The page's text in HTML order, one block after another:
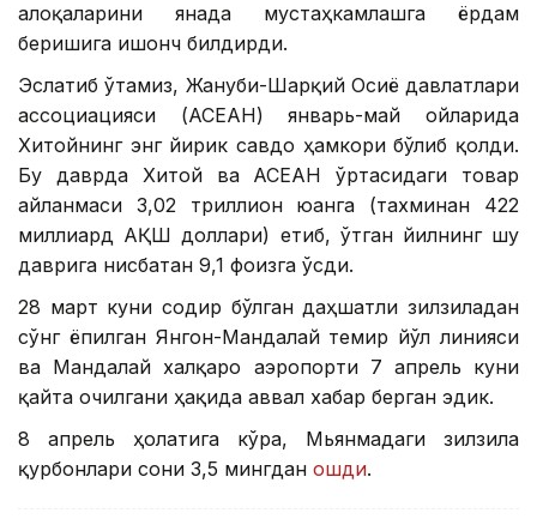
алоқаларини янада мустаҳкамлашга ёрдам
беришига ишонч билдирди.
Эслатиб ўтамиз, Жануби-Шарқий Осиё давлатлари
ассоциацияси (АСEАН) январь-май ойларида
Хитойнинг энг йирик савдо ҳамкори бўлиб қолди.
Бу даврда Хитой ва АСEАН ўртасидаги товар
айланмаси 3,02 триллион юанга (тахминан 422
миллиард АҚШ доллари) етиб, ўтган йилнинг шу
даврига нисбатан 9,1 фоизга ўсди.
28 март куни содир бўлган даҳшатли зилзиладан
сўнг ёпилган Янгон-Мандалай темир йўл линияси
ва Мандалай халқаро аэропорти 7 апрель куни
қайта очилгани ҳақида аввал хабар берган эдик.
8 апрель ҳолатига кўра, Мьянмадаги зилзила
қурбонлари сони 3,5 мингдан ошди.